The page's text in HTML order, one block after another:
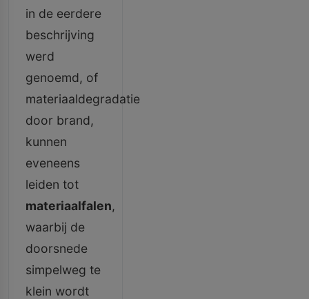
in de eerdere
beschrijving
werd
genoemd, of
materiaaldegradatie
door brand,
kunnen
eveneens
leiden tot
materiaalfalen,
waarbij de
doorsnede
simpelweg te
klein wordt